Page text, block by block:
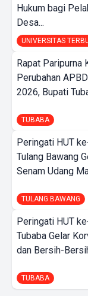
Hukum bagi
Desa...
UNIVERSITAS
Rapat Paripurna
Perubahan
2026, Bupati
TUBABA
Peringati HUT
Tulang Bawang
Senam Udang
TULANG BAWANG
Peringati HUT
Tubaba Gelar
dan Bersih-
TUBABA